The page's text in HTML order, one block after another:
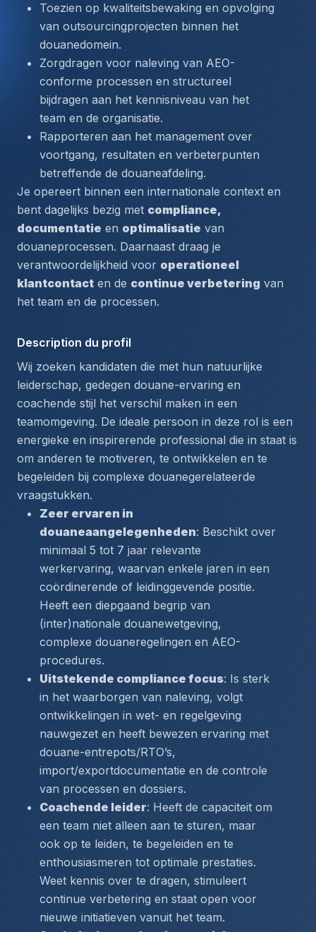
Toezien op kwaliteitsbewaking en opvolging
van outsourcingprojecten binnen het
douanedomein.
Zorgdragen voor naleving van AEO-
conforme processen en structureel
bijdragen aan het kennisniveau van het
team en de organisatie.
Rapporteren aan het management over
voortgang, resultaten en verbeterpunten
betreffende de douaneafdeling.
Je opereert binnen een internationale context en
bent dagelijks bezig met compliance,
documentatie en optimalisatie van
douaneprocessen. Daarnaast draag je
verantwoordelijkheid voor operationeel
klantcontact en de continue verbetering van
het team en de processen.
Description du profil
Wij zoeken kandidaten die met hun natuurlijke
leiderschap, gedegen douane-ervaring en
coachende stijl het verschil maken in een
teamomgeving. De ideale persoon in deze rol is een
energieke en inspirerende professional die in staat is
om anderen te motiveren, te ontwikkelen en te
begeleiden bij complexe douanegerelateerde
vraagstukken.
Zeer ervaren in
douaneaangelegenheden: Beschikt over
minimaal 5 tot 7 jaar relevante
werkervaring, waarvan enkele jaren in een
coördinerende of leidinggevende positie.
Heeft een diepgaand begrip van
(inter)nationale douanewetgeving,
complexe douaneregelingen en AEO-
procedures.
Uitstekende compliance focus: Is sterk
in het waarborgen van naleving, volgt
ontwikkelingen in wet- en regelgeving
nauwgezet en heeft bewezen ervaring met
douane-entrepots/RTO’s,
import/exportdocumentatie en de controle
van processen en dossiers.
Coachende leider: Heeft de capaciteit om
een team niet alleen aan te sturen, maar
ook op te leiden, te begeleiden en te
enthousiasmeren tot optimale prestaties.
Weet kennis over te dragen, stimuleert
continue verbetering en staat open voor
nieuwe initiatieven vanuit het team.